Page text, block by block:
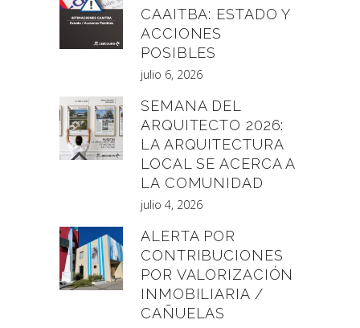
CAAITBA: ESTADO Y
ACCIONES
POSIBLES
julio 6, 2026
SEMANA DEL
ARQUITECTO 2026:
LA ARQUITECTURA
LOCAL SE ACERCA A
LA COMUNIDAD
julio 4, 2026
ALERTA POR
CONTRIBUCIONES
POR VALORIZACIÓN
INMOBILIARIA /
CAÑUELAS